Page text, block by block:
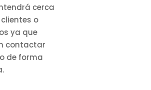
cerca
o
ya que
contactar
de forma